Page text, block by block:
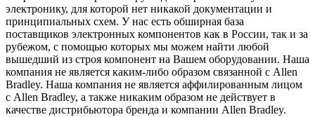
электронику, для которой нет никакой документации и
принципиальных схем. У нас есть обширная база
поставщиков электронных компонентов как в России, так и за
рубежом, с помощью которых мы можем найти любой
вышедший из строя компонент на Вашем оборудовании. Наша
компания не является каким-либо образом связанной с Allen
Bradley. Наша компания не является аффилированным лицом
с Allen Bradley, а также никаким образом не действует в
качестве дистрибьютора бренда и компании Allen Bradley.